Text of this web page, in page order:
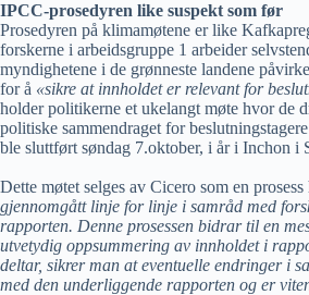
IPCC-prosedyren like suspekt som før
Prosedyren på klimamøtene er like
forskerne i arbeidsgruppe 1 arbeider
myndighetene i de grønneste landene
for å «sikre at innholdet er relevant for
holder politikerne et ukelangt møte hvor de
politiske sammendraget for
ble sluttført søndag 7.oktober, i år i Inchon i
Dette møtet selges av Cicero som en
gjennomgått linje for linje i samråd med
rapporten. Denne prosessen bidrar til en
utvetydig oppsummering av innholdet i
deltar, sikrer man at eventuelle endringer i
med den underliggende rapporten og er